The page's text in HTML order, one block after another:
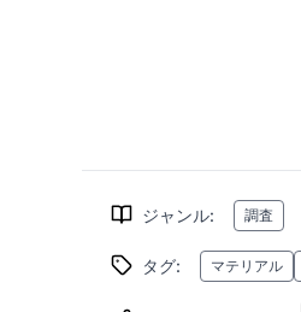
ジャンル: 調査
タグ: マテリアル